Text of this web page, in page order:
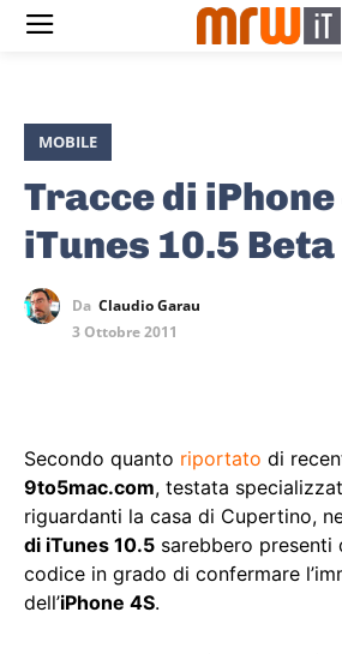
MOBILE
Tracce di iPhone
iTunes 10.5 Beta
Da Claudio Garau
3 Ottobre 2011
Secondo quanto riportato di
9to5mac.com, testata
riguardanti la casa di Cupertino,
di iTunes 10.5 sarebbero presenti
codice in grado di confermare
dell’iPhone 4S.